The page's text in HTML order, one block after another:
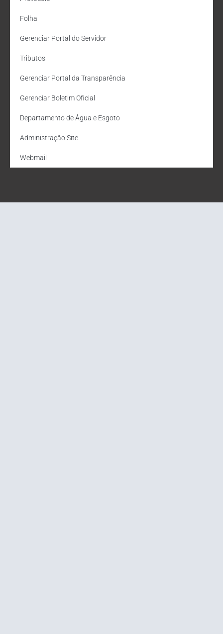
Folha
Gerenciar Portal do Servidor
Tributos
Gerenciar Portal da Transparência
Gerenciar Boletim Oficial
Departamento de Água e Esgoto
Administração Site
Webmail